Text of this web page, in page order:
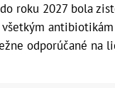
roku 2027 bola
odporúčané na